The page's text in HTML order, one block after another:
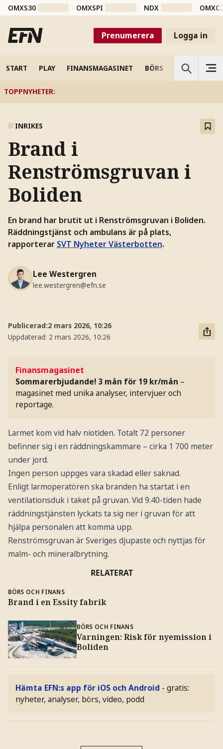
OMXS30 OMXSPI NDX
Prenumerera Logga in
START PLAY FINANSMAGASINET BÖRS VETENSKAP
TOPPNYHETER:
INRIKES
Brand i
Renströmsgruvan i
Boliden
En brand har brutit ut i Renströmsgruvan i Boliden.
Räddningstjänst och ambulans är på plats,
rapporterar SVT Nyheter Västerbotten.
Lee Westergren
lee.westergren@efn.se
Publicerad:2 mars 2026, 10:26
Uppdaterad: 2 mars 2026, 10:26
Finansmagasinet
Sommarerbjudande! 3 mån för 19 kr/mån –
magasinet med unika analyser, intervjuer och
reportage.
Larmet kom vid halv niotiden. Totalt 72 personer
befinner sig i en räddningskammare – cirka 1 700 meter
under jord.
Ingen person uppges vara skadad eller saknad.
Enligt larmoperatören ska branden ha startat i en
ventilationsduk i taket på gruvan. Vid 9.40-tiden hade
räddningstjänsten lyckats ta sig ner i gruvan för att
hjälpa personalen att komma upp.
Renströmsgruvan är Sveriges djupaste och nyttjas för
malm- och mineralbrytning.
RELATERAT
BÖRS OCH FINANS
Brand i en Essity fabrik
BÖRS OCH FINANS
Varningen: Risk för nyemission i
Boliden
Hämta EFN:s app för iOS och Android - gratis:
nyheter, analyser, börs, video, podd